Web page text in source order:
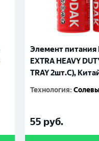
Элемент питания
EXTRA HEAVY
TRAY 2шт.C),
Технология:
55 руб.